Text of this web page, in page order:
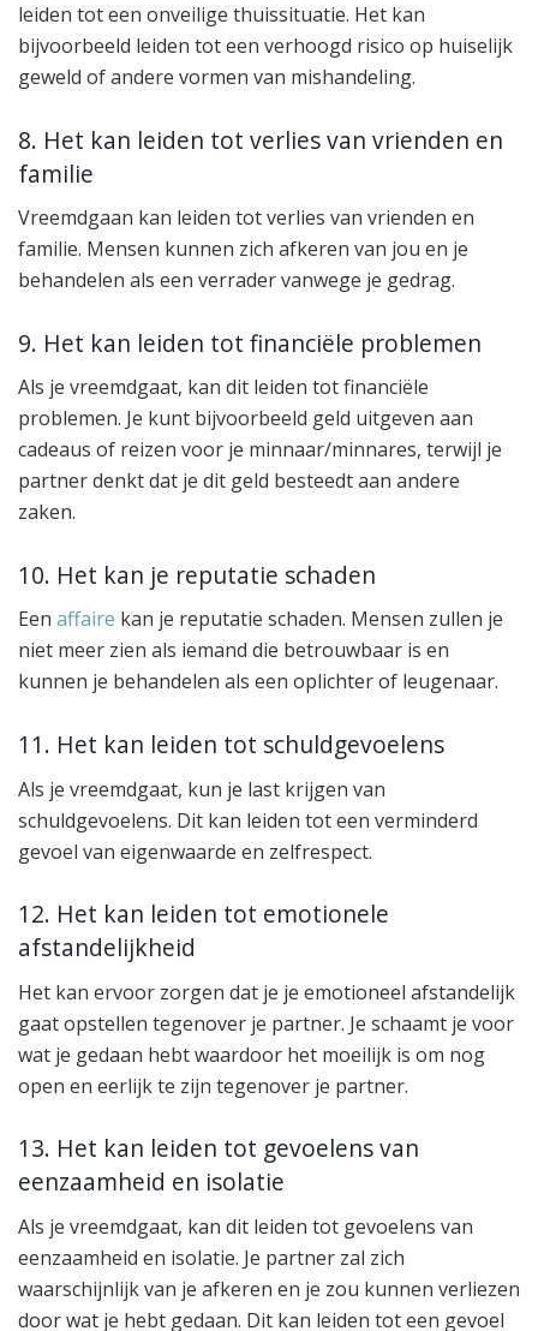
leiden tot een onveilige thuissituatie. Het kan
bijvoorbeeld leiden tot een verhoogd risico op huiselijk
geweld of andere vormen van mishandeling.
8. Het kan leiden tot verlies van vrienden en
familie
Vreemdgaan kan leiden tot verlies van vrienden en
familie. Mensen kunnen zich afkeren van jou en je
behandelen als een verrader vanwege je gedrag.
9. Het kan leiden tot financiële problemen
Als je vreemdgaat, kan dit leiden tot financiële
problemen. Je kunt bijvoorbeeld geld uitgeven aan
cadeaus of reizen voor je minnaar/minnares, terwijl je
partner denkt dat je dit geld besteedt aan andere
zaken.
10. Het kan je reputatie schaden
Een affaire kan je reputatie schaden. Mensen zullen je
niet meer zien als iemand die betrouwbaar is en
kunnen je behandelen als een oplichter of leugenaar.
11. Het kan leiden tot schuldgevoelens
Als je vreemdgaat, kun je last krijgen van
schuldgevoelens. Dit kan leiden tot een verminderd
gevoel van eigenwaarde en zelfrespect.
12. Het kan leiden tot emotionele
afstandelijkheid
Het kan ervoor zorgen dat je je emotioneel afstandelijk
gaat opstellen tegenover je partner. Je schaamt je voor
wat je gedaan hebt waardoor het moeilijk is om nog
open en eerlijk te zijn tegenover je partner.
13. Het kan leiden tot gevoelens van
eenzaamheid en isolatie
Als je vreemdgaat, kan dit leiden tot gevoelens van
eenzaamheid en isolatie. Je partner zal zich
waarschijnlijk van je afkeren en je zou kunnen verliezen
door wat je hebt gedaan. Dit kan leiden tot een gevoel